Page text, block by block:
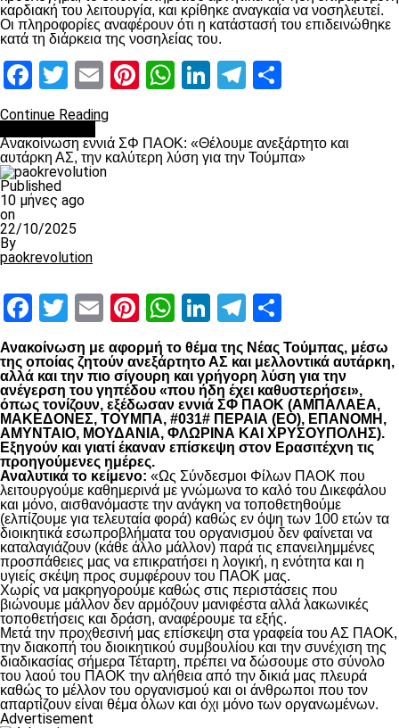
καρδιακή του λειτουργία, και κρίθηκε αναγκαία να νοσηλευτεί.
Οι πληροφορίες αναφέρουν ότι η κατάστασή του επιδεινώθηκε
κατά τη διάρκεια της νοσηλείας του.
Facebook
Twitter
EmailPinterest
WhatsApp
LinkedIn
Telegram
Continue Reading
Ανακοίνωση εννιά ΣΦ ΠΑΟΚ: «Θέλουμε ανεξάρτητο και
αυτάρκη ΑΣ, την καλύτερη λύση για την Τούμπα»
Published
10 μήνες ago
on
22/10/2025
By
paokrevolution
Facebook
Twitter
EmailPinterest
WhatsApp
LinkedIn
Telegram
Ανακοίνωση με αφορμή το θέμα της Νέας Τούμπας, μέσω
της οποίας ζητούν ανεξάρτητο ΑΣ και μελλοντικά αυτάρκη,
αλλά και την πιο σίγουρη και γρήγορη λύση για την
ανέγερση του γηπέδου «που ήδη έχει καθυστερήσει»,
όπως τονίζουν, εξέδωσαν εννιά ΣΦ ΠΑΟΚ (ΑΜΠΑΛΑΕΑ,
ΜΑΚΕΔΟΝΕΣ, ΤΟΥΜΠΑ, #031# ΠΕΡΑΙΑ (ΕΟ), ΕΠΑΝΟΜΗ,
ΑΜΥΝΤΑΙΟ, ΜΟΥΔΑΝΙΑ, ΦΛΩΡΙΝΑ ΚΑΙ ΧΡΥΣΟΥΠΟΛΗΣ).
Εξηγούν και γιατί έκαναν επίσκεψη στον Ερασιτέχνη τις
προηγούμενες ημέρες.
Αναλυτικά το κείμενο: «Ως Σύνδεσμοι Φίλων ΠΑΟΚ που
λειτουργούμε καθημερινά με γνώμωνα το καλό του Δικεφάλου
και μόνο, αισθανόμαστε την ανάγκη να τοποθετηθούμε
(ελπίζουμε για τελευταία φορά) καθώς εν όψη των 100 ετών τα
διοικητικά εσωπροβλήματα του οργανισμού δεν φαίνεται να
καταλαγιάζουν (κάθε άλλο μάλλον) παρά τις επανειλημμένες
προσπάθειες μας να επικρατήσει η λογική, η ενότητα και η
υγιείς σκέψη προς συμφέρουν του ΠΑΟΚ μας.
Χωρίς να μακρηγορούμε καθώς στις περιστάσεις που
βιώνουμε μάλλον δεν αρμόζουν μανιφέστα αλλά λακωνικές
τοποθετήσεις και δράση, αναφέρουμε τα εξής.
Μετά την προχθεσινή μας επίσκεψη στα γραφεία του ΑΣ ΠΑΟΚ,
την διακοπή του διοικητικού συμβουλίου και την συνέχιση της
διαδικασίας σήμερα Τέταρτη, πρέπει να δώσουμε στο σύνολο
του λαού του ΠΑΟΚ την αλήθεια από την δικιά μας πλευρά
καθώς το μέλλον του οργανισμού και οι άνθρωποι που τον
απαρτίζουν είναι θέμα όλων και όχι μόνο των οργανωμένων.
Advertisement